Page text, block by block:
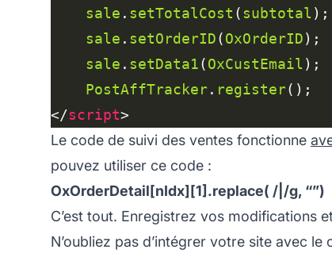
sale . setTotalCost (subtotal
sale . setOrderID(OxOrderID
sale . setData1(OxCustEmail
PostAffTracker. register
</script
Le code de suivi des ventes fonctionne
pouvez utiliser ce code :
OxOrderDetail[nIdx][1].replace( /|/g, “”)
C’est tout. Enregistrez vos modifications
N’oubliez pas d’intégrer votre site avec